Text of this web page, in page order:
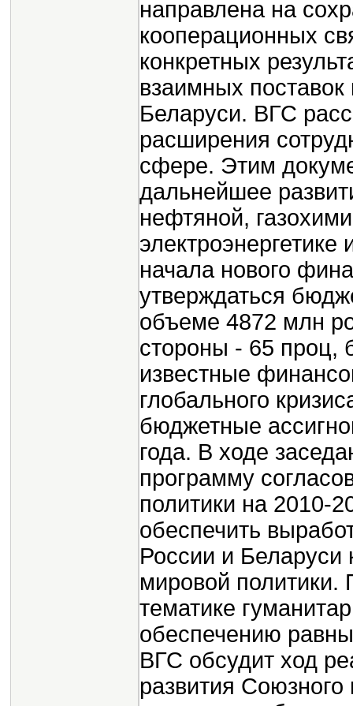
направлена на
кооперационных
конкретных
взаимных
Беларуси. ВГС
расширения
сфере. Этим
дальнейшее
нефтяной,
начала нового
утверждаться
объеме 4872 млн
стороны - 65 проц,
известные
глобального
бюджетные
года. В ходе
программу
политики на 2010-
обеспечить
России и
мировой политики.
тематике
обеспечению
ВГС обсудит ход
развития Союзного